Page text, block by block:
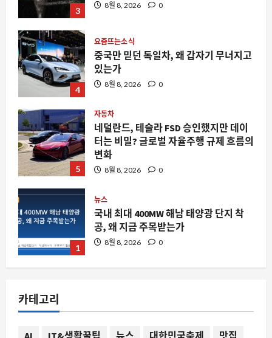
3
8월 8, 2026 0
4
요즘뜨는소식
중국만 믿던 독일차, 왜 갑자기 무너지고
있는가
8월 8, 2026 0
5
자동차
네덜란드, 테슬라 FSD 승인했지만 데이
터는 비밀? 글로벌 자율주행 규제 흐름의
변화
8월 8, 2026 0
1
뉴스
국내 최대 400MW 해남 태양광 단지 착
공, 왜 지금 주목받는가
8월 8, 2026 0
상
카테고리
AI IT&생활꿀팁 뉴스 대한민국축제
맛집